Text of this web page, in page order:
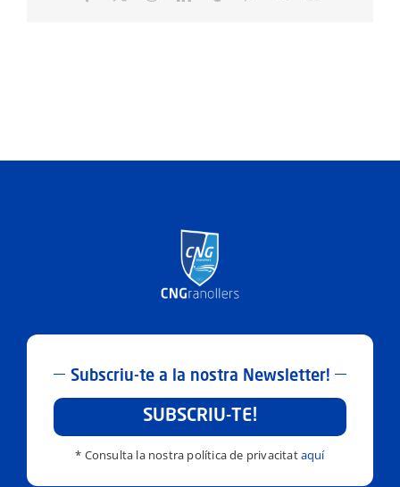
Subscriu-te a la nostra Newsletter!
SUBSCRIU-TE!
* Consulta la nostra política de privacitataquí